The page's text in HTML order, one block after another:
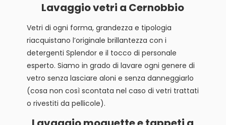
Lavaggio vetri a Cernobbio
Vetri di ogni forma, grandezza e tipologia
riacquistano l’originale brillantezza con i
detergenti Splendor e il tocco di personale
esperto. Siamo in grado di lavare ogni genere di
vetro senza lasciare aloni e senza danneggiarlo
(cosa non così scontata nel caso di vetri trattati
o rivestiti da pellicole).